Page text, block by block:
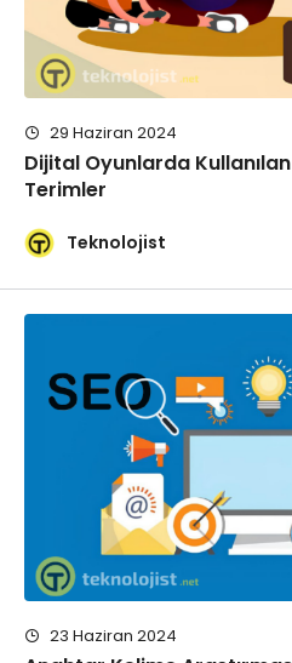
29 Haziran 2024
Dijital Oyunlarda
Terimler
Teknolojist
23 Haziran 2024